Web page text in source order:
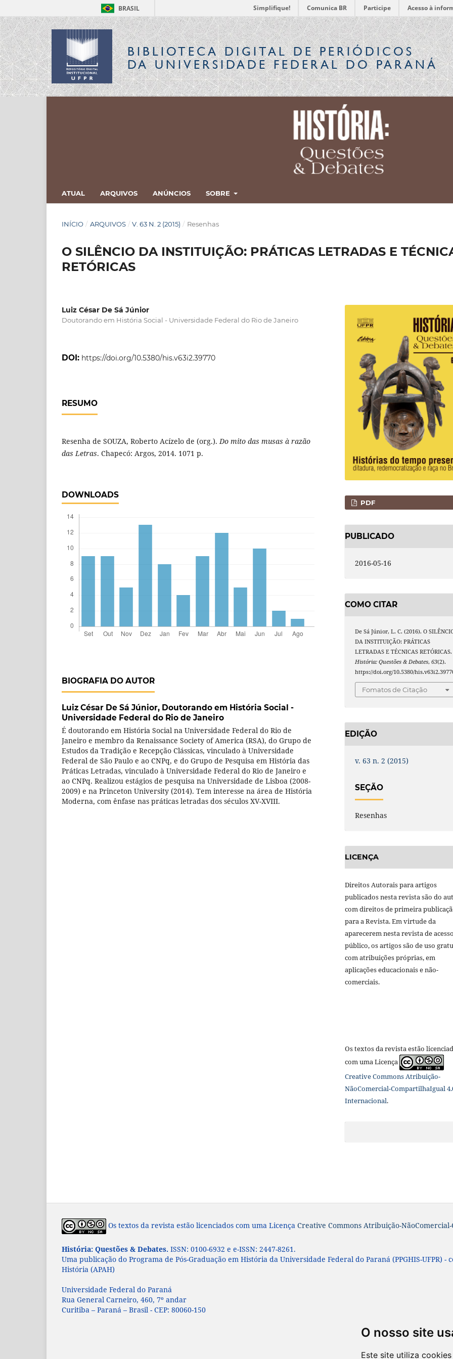
O nosso site
Este site utiliza
BRASIL Simplifique! Comunica BR Participe Acesso à
BIBLIOTECA DIGITALDE PERIÓDICOS
DA UNIVERSIDADE FEDERAL DO PARANÁ
ATUAL ARQUIVOS ANÚNCIOS SOBRE
INÍCIO / ARQUIVOS / V. 63 N. 2 (2015) / Resenhas
O SILÊNCIO DA INSTITUIÇÃO: PRÁTICAS LETRADAS E
RETÓRICAS
Luiz César De Sá Júnior
Doutorando em História Social - Universidade Federal do Rio de Janeiro
DOI: https://doi.org/10.5380/his.v63i2.39770
RESUMO
Resenha de SOUZA, Roberto Acízelo de (org.).Do mito das musas à razão
das Letras. Chapecó: Argos, 2014. 1071 p.
DOWNLOADS
BIOGRAFIA DO AUTOR
Luiz César De Sá Júnior, Doutorando em História Social -
Universidade Federal do Rio de Janeiro
É doutorando em História Social na Universidade Federal do Rio de
Janeiro e membro da Renaissance Society of America (RSA), do Grupo de
Estudos da Tradição e Recepção Clássicas, vinculado à Universidade
Federal de São Paulo e ao CNPq, e do Grupo de Pesquisa em História das
Práticas Letradas, vinculado à Universidade Federal do Rio de Janeiro e
ao CNPq. Realizou estágios de pesquisa na Universidade de Lisboa (2008-
2009) e na Princeton University (2014). Tem interesse na área de História
Moderna, com ênfase nas práticas letradas dos séculos XV-XVIII.
PDF
PUBLICADO
2016-05-16
COMO CITAR
De Sá Júnior, L. C. (2016). O
DA INSTITUIÇÃO: PRÁTICAS
LETRADAS E TÉCNICAS RETÓRICAS.
História: Questões & Debates,63(2).
https://doi.org/10.5380/
Fomatos de Citação
EDIÇÃO
v. 63 n. 2 (2015)
SEÇÃO
Resenhas
LICENÇA
Direitos Autorais para artigos
publicados nesta revista são do
com direitos de primeira
para a Revista. Em virtude da
aparecerem nesta revista de
público, os artigos são de uso
com atribuições próprias, em
aplicações educacionais e não-
comerciais.
Os textos da revista estão
com uma Licença
Creative Commons Atribuição-
NãoComercial-CompartilhaIgual
Internacional.
Os textos da revista estão licenciados com uma Licença Creative Commons Atribuição-
História: Questões & Debates. ISSN: 0100-6932 e e-ISSN: 2447-8261.
Uma publicação do Programa de Pós-Graduação em História da Universidade Federal do Paraná (PPGHIS-UFPR) -
História (APAH)
Universidade Federal do Paraná
Rua General Carneiro, 460, 7º andar
Curitiba – Paraná – Brasil - CEP: 80060-150